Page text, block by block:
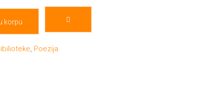
korpu
, Poezija